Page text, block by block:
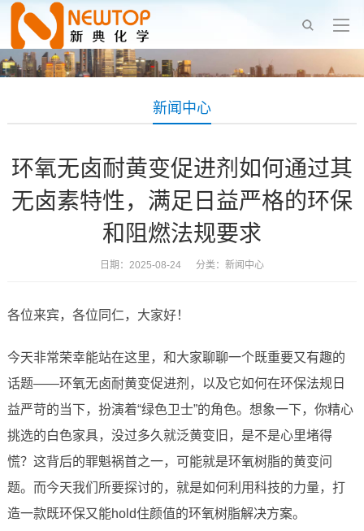
新闻中心
环氧无卤耐黄变促进剂如何通过其
无卤素特性，满足日益严格的环保
和阻燃法规要求
日期：2025-08-24 分类： 新闻中心
各位来宾，各位同仁，大家好！
今天非常荣幸能站在这里，和大家聊聊一个既重要又有趣的
话题——环氧无卤耐黄变促进剂，以及它如何在环保法规日
益严苛的当下，扮演着“绿色卫士”的角色。想象一下，你精心
挑选的白色家具，没过多久就泛黄变旧，是不是心里堵得
慌？这背后的罪魁祸首之一，可能就是环氧树脂的黄变问
题。而今天我们所要探讨的，就是如何利用科技的力量，打
造一款既环保又能hold住颜值的环氧树脂解决方案。